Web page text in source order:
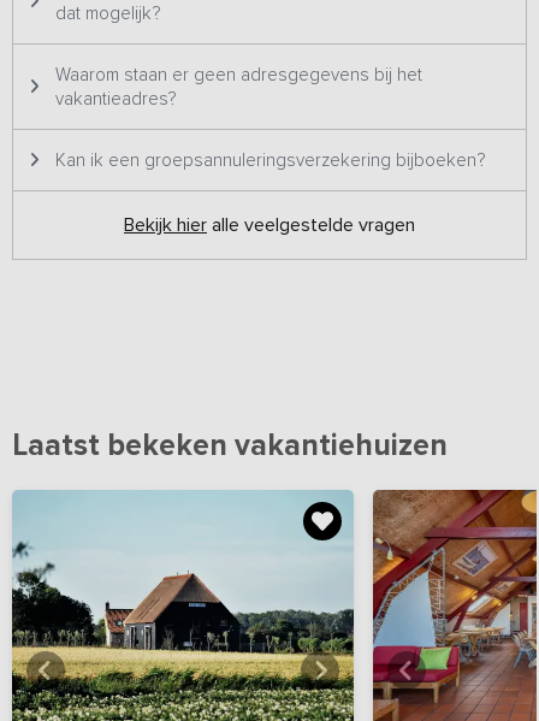
dat mogelijk?
Waarom staan er geen adresgegevens bij het
vakantieadres?
Kan ik een groepsannuleringsverzekering bijboeken?
Bekijk hier alle veelgestelde vragen
Laatst bekeken vakantiehuizen
Bekijkhieralle foto's Bekijk